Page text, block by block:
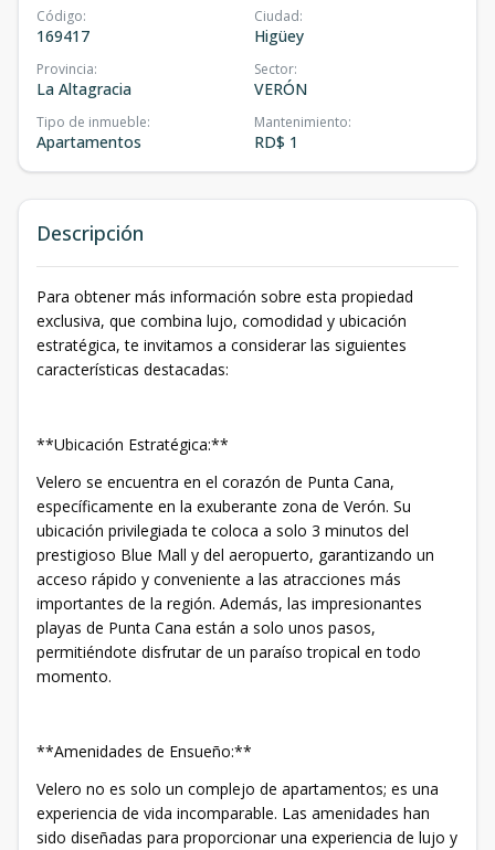
Código:
169417
Ciudad:
Higüey
Provincia:
La Altagracia
Sector:
VERÓN
Tipo de inmueble:
Apartamentos
Mantenimiento:
RD$ 1
Descripción
Para obtener más información sobre esta propiedad
exclusiva, que combina lujo, comodidad y ubicación
estratégica, te invitamos a considerar las siguientes
características destacadas:
**Ubicación Estratégica:**
Velero se encuentra en el corazón de Punta Cana,
específicamente en la exuberante zona de Verón. Su
ubicación privilegiada te coloca a solo 3 minutos del
prestigioso Blue Mall y del aeropuerto, garantizando un
acceso rápido y conveniente a las atracciones más
importantes de la región. Además, las impresionantes
playas de Punta Cana están a solo unos pasos,
permitiéndote disfrutar de un paraíso tropical en todo
momento.
**Amenidades de Ensueño:**
Velero no es solo un complejo de apartamentos; es una
experiencia de vida incomparable. Las amenidades han
sido diseñadas para proporcionar una experiencia de lujo y